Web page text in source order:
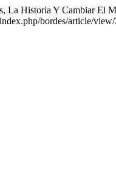
La Historia Y Cambiar El
bordes/article/